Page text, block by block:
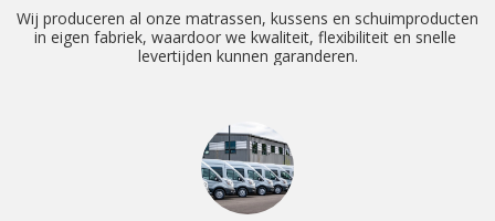
Wij produceren al onze matrassen, kussens en schuimproducten
in eigen fabriek, waardoor we kwaliteit, flexibiliteit en snelle
levertijden kunnen garanderen.